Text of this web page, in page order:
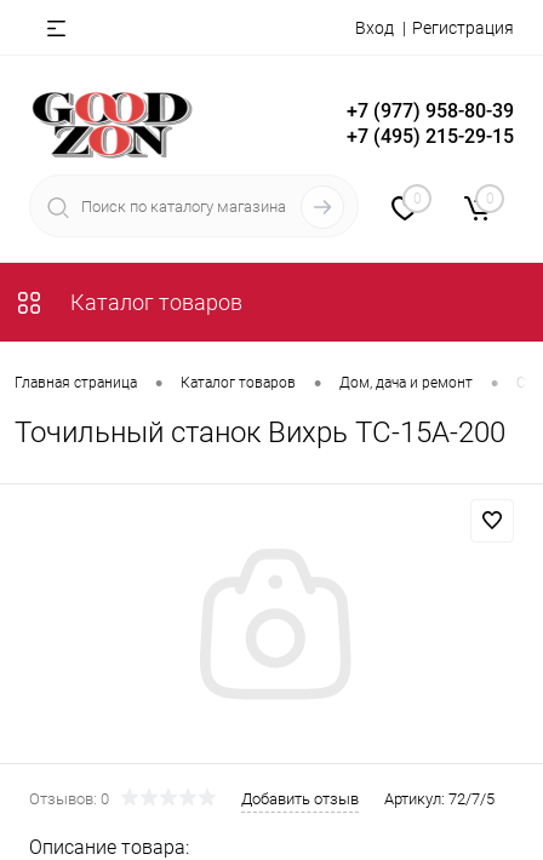
Вход Регистрация
+7 (977) 958-80-39
+7 (495) 215-29-15
0 0
Каталог товаров
Главная страница • Каталог товаров • Дом, дача и ремонт •
Точильный станок Вихрь ТС-15А-200
Отзывов: 0 Добавить отзыв Артикул: 72/7/5
Описание товара: